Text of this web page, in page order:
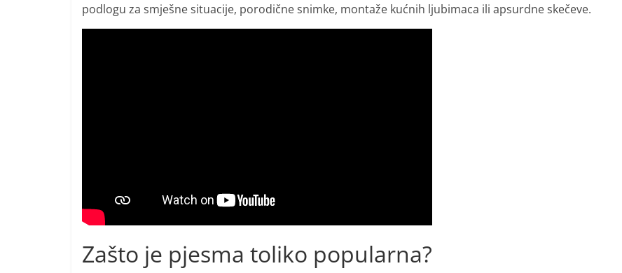
podlogu za smješne situacije, porodične snimke, montaže kućnih ljubimaca ili apsurdne skečeve.
Zašto je pjesma toliko popularna?